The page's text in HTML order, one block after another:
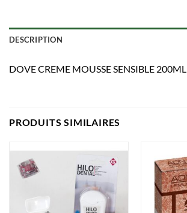
DESCRIPTION
DOVE CREME MOUSSE SENSIBLE 200ML
PRODUITS SIMILAIRES